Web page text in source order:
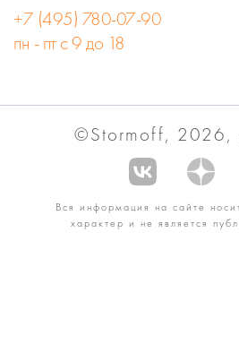
+7 (495) 780-07-90
пн - пт с 9 до 18
©Stormoff, 2026,
Вся информация на сайте
характер и не является